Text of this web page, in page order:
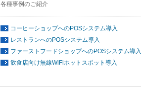
各種事例のご紹介
コーヒーショップへのPOSシステム導入
レストランへのPOSシステム導入
ファーストフードショップへのPOSシステム導入
飲食店向け無線WiFiホットスポット導入